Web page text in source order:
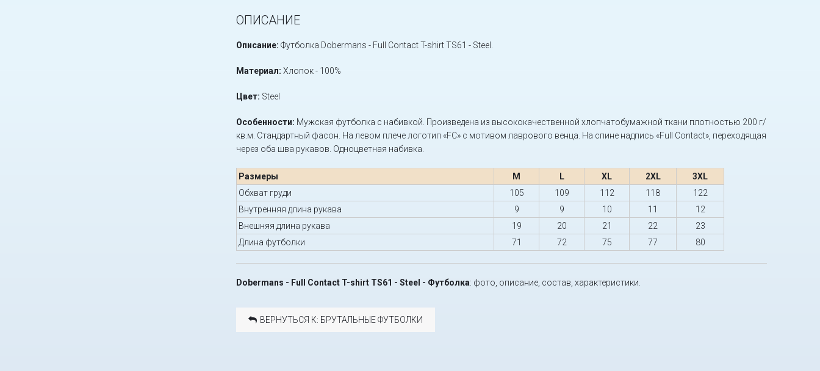
ОПИСАНИЕ
Описание: Футболка Dobermans - Full Contact T-shirt TS61 - Steel.
Материал: Хлопок - 100%
Цвет: Steel
Особенности: Мужская футболка с набивкой. Произведена из высококачественной хлопчатобумажной ткани плотностью 200 г/
кв.м. Стандартный фасон. На левом плече логотип «FC» с мотивом лаврового венца. На спине надпись «Full Contact», переходящая
через оба шва рукавов. Одноцветная набивка.
Размеры M L XL 2XL
3XL
Обхват груди
105 109 112 118
122
Внутренняя длина рукава
9 9 10 11
12
Внешняя длина рукава
19 20 21 22
23
Длина футболки
71 72 75 77 80
Dobermans - Full Contact T-shirt TS61 - Steel - Футболка: фото, описание, состав, характеристики.
ВЕРНУТЬСЯ К: БРУТАЛЬНЫЕ ФУТБОЛКИ